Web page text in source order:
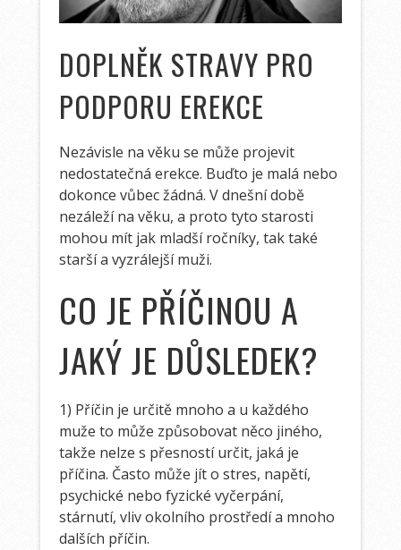
DOPLNĚK STRAVY PRO
PODPORU EREKCE
Nezávisle na věku se může projevit
nedostatečná erekce. Buďto je malá nebo
dokonce vůbec žádná. V dnešní době
nezáleží na věku, a proto tyto starosti
mohou mít jak mladší ročníky, tak také
starší a vyzrálejší muži.
CO JE PŘÍČINOU A
JAKÝ JE DŮSLEDEK?
1) Příčin je určitě mnoho a u každého
muže to může způsobovat něco jiného,
takže nelze s přesností určit, jaká je
příčina. Často může jít o stres, napětí,
psychické nebo fyzické vyčerpání,
stárnutí, vliv okolního prostředí a mnoho
dalších příčin.